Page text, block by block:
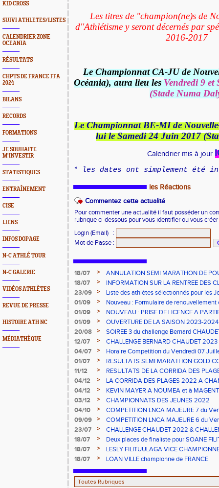
KID CROSS
SUIVI ATHLETES/LISTES
CALENDRIER ZONE
OCEANIA
RÉSULTATS
CHPTS DE FRANCE FFA
2024
BILANS
RECORDS
FORMATIONS
JE SOUHAITE
M'INVESTIR
STATISTIQUES
ENTRAÎNEMENT
CISE
LIENS
INFOS DOPAGE
N-C ATHLÉ TOUR
N-C GALERIE
VIDÉOS ATHLÈTES
REVUE DE PRESSE
HISTOIRE ATH NC
MÉDIATHÈQUE
Les titres de "champion(ne)s de
d''Athlétisme y seront décernés par
2016-2017
Le Championnat CA-JU de
Océania), aura lieu lesVendredi 9 et
(Stade Numa
Le Championnat BE-MI de
lui le Samedi 24 Juin 2017
Calendrier mis à jour
* les dates ont simplement été
les Réactions
Commentez cette actualité
Pour commenter une actualité il faut posséder un
rubrique ci-dessous pour vous identifier ou vous
Login (Email)
:
Mot de Passe :
18/07 >
ANNULATION SEMI MARATHON DE
18/07
>
INFORMATION SUR LA RENTREE DES
23/09
>
Liste des athlètes sélectionnés pour les
2023
01/09 >
Nouveau : Formulaire de renouvellement
01/09
>
NOUVEAU : PRISE DE LICENCE A
2023
01/09 >
OUVERTURE DE LA SAISON 2023-
20/08
>
SOIREE 3 du challenge Bernard
12/07
>
CHALLENGE BERNARD CHAUDET 2023
04/07
>
Horaire Competition du Vendredi 07
01/07
>
RESULTATS SEMI MARATHON GOLD
11/12
>
RESULTATS DE LA CORRIDA DES
04/12
>
LA CORRIDA DES PLAGES 2022 A
04/12
>
KEVIN MAYER A NOUMEA et à
03/12
>
CHAMPIONNATS DES JEUNES 2022
04/10
>
COMPETITION LNCA MAJEURE 7 du
09/09
>
COMPETITION LNCA MAJEURE 6 du
2022
23/07 >
CHALLENGE CHAUDET 2022 &
18/07
>
Deux places de finaliste pour SOANE
championnats de France CADETS de
18/07 >
LESLY FILITUULAGA VICE
NC au DISQUE JUNIORS
18/07 > LOAN VILLE championne de FRANCE